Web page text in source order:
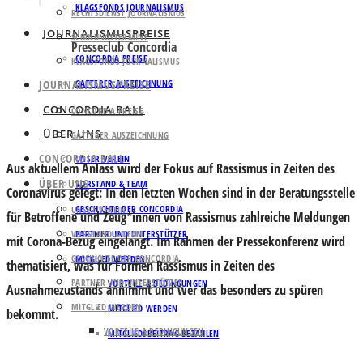
KLAGSFONDS JOURNALISMUS
JOURNALISMUSPREISE
CONCORDIA PREISE
GATTERER AUSZEICHNUNG
CONCORDIA BALL
ÜBER UNS
UNSER VEREIN
VORSTAND & TEAM
GESCHICHTE DER CONCORDIA
PARTNER UND UNTERSTÜTZER
MITGLIED WERDEN
VORTEILE & BEDINGUNGEN
MITGLIED WERDEN
MITGLIEDSBEITRAG BEZAHLEN
RECHTSDIENST JOURNALISMUS
SCHULUNGSTERMINE
KLAGSFONDS JOURNALISMUS
JOURNALISMUSPREISE
CONCORDIA PREISE
GATTERER AUSZEICHNUNG
CONCORDIA BALL
ÜBER UNS
UNSER VEREIN
VORSTAND & TEAM
GESCHICHTE DER CONCORDIA
PARTNER UND UNTERSTÜTZER
MITGLIED WERDEN
VORTEILE & BEDINGUNGEN
Presseclub Concordia
Aus aktuellem Anlass wird der Fokus aufRassismus in Zeiten des
Coronavirusgelegt:In den letzten Wochen sind in der Beratungsstelle
für Betroffene und Zeug*innen von Rassismus zahlreiche Meldungen
mit Corona-Bezug eingelangt. Im Rahmen der Pressekonferenz wird
thematisiert, was für Formen Rassismus in Zeiten des
Ausnahmezustands annimmt und wer das besonders zu spüren
bekommt.